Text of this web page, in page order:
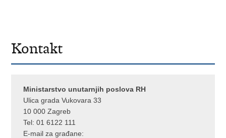
Kontakt
Ministarstvo unutarnjih poslova RH
Ulica grada Vukovara 33
10 000 Zagreb
Tel:01 6122 111
E-mail za građane: